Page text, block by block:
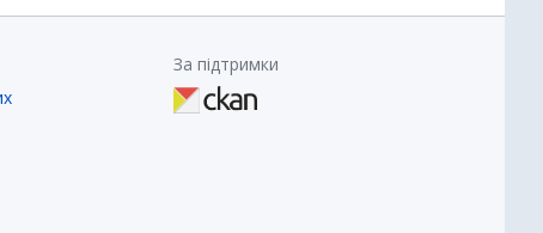
За підтримки